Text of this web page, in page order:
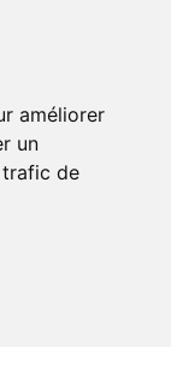
améliorer
un
trafic de